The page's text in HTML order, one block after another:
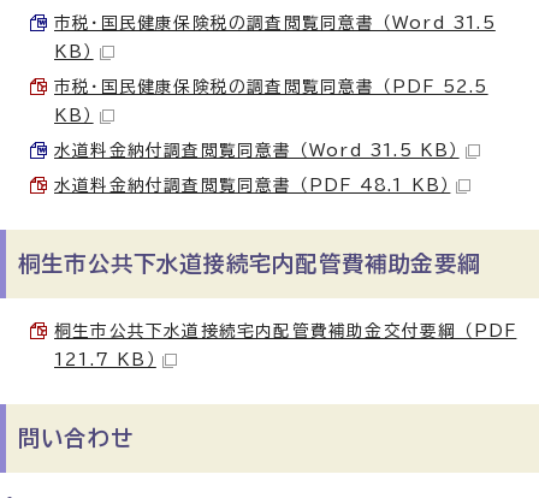
市税・国民健康保険税の調査閲覧同意書 （Word 31.5
KB）
市税・国民健康保険税の調査閲覧同意書 （PDF 52.5
KB）
水道料金納付調査閲覧同意書 （Word 31.5 KB）
水道料金納付調査閲覧同意書 （PDF 48.1 KB）
桐生市公共下水道接続宅内配管費補助金要綱
桐生市公共下水道接続宅内配管費補助金交付要綱 （PDF
121.7 KB）
問い合わせ